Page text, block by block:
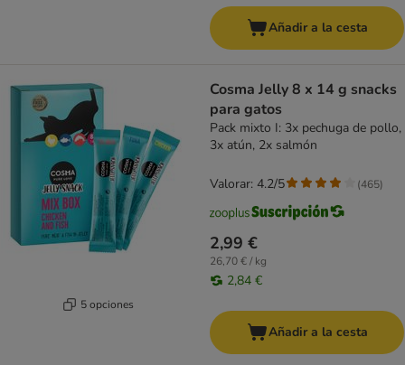
Añadir a la cesta
5 opciones
Cosma Jelly 8 x 14 g snacks
para gatos
Pack mixto I: 3x pechuga de pollo,
3x atún, 2x salmón
2,99 €
26,70 € / kg
2,84 €
Valorar: 4.2/5 (465)
Añadir a la cesta